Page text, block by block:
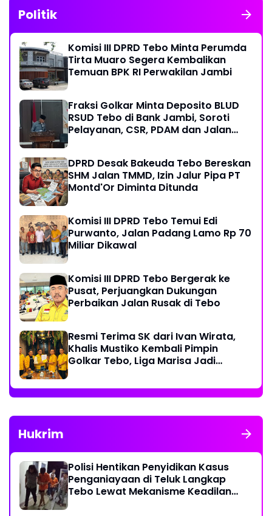
Politik
Komisi III DPRD Tebo Minta Perumda
Tirta Muaro Segera Kembalikan
Temuan BPK RI Perwakilan Jambi
Fraksi Golkar Minta Deposito BLUD
RSUD Tebo di Bank Jambi, Soroti
Pelayanan, CSR, PDAM dan Jalan
DPRD Desak Bakeuda Tebo Bereskan
SHM Jalan TMMD, Izin Jalur Pipa PT
Montd'Or Diminta Ditunda
Komisi III DPRD Tebo Temui Edi
Purwanto, Jalan Padang Lamo Rp 70
Miliar Dikawal
Komisi III DPRD Tebo Bergerak ke
Pusat, Perjuangkan Dukungan
Perbaikan Jalan Rusak di Tebo
Resmi Terima SK dari Ivan Wirata,
Khalis Mustiko Kembali Pimpin
Golkar Tebo, Liga Marisa Jadi
Hukrim
Polisi Hentikan Penyidikan Kasus
Penganiayaan di Teluk Langkap
Tebo Lewat Mekanisme Keadilan